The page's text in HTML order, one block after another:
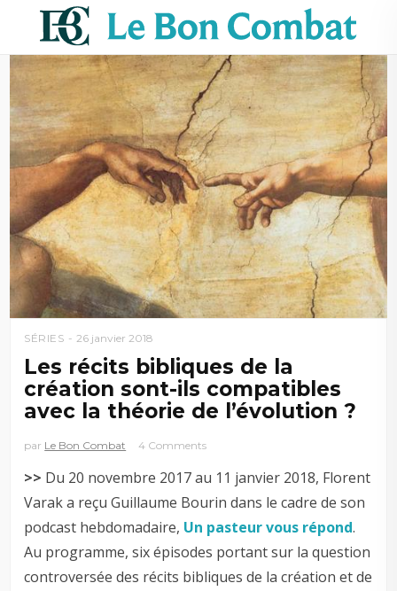
SÉRIES 26 janvier 2018
Les récits bibliques de la
création sont-ils compatibles
avec la théorie de l’évolution ?
par Le Bon Combat 4 Comments
>> Du 20 novembre 2017 au 11 janvier 2018, Florent
Varak a reçu Guillaume Bourin dans le cadre de son
podcast hebdomadaire, Un pasteur vous répond.
Au programme, six épisodes portant sur la question
controversée des récits bibliques de la création et de